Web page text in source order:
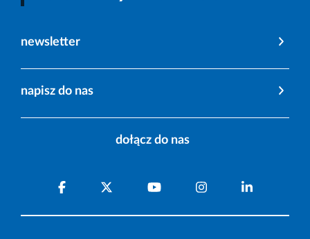
newsletter
napisz do nas
dołącz do nas